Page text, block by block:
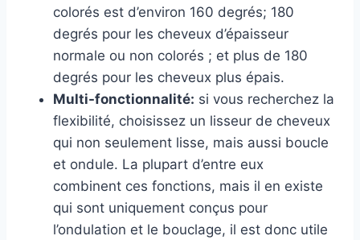
colorés est d’environ 160 degrés; 180
degrés pour les cheveux d’épaisseur
normale ou non colorés ; et plus de 180
degrés pour les cheveux plus épais.
Multi-fonctionnalité: si vous recherchez la
flexibilité, choisissez un lisseur de cheveux
qui non seulement lisse, mais aussi boucle
et ondule. La plupart d’entre eux
combinent ces fonctions, mais il en existe
qui sont uniquement conçus pour
l’ondulation et le bouclage, il est donc utile